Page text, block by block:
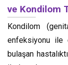
ve Kondilom
Kondilom
enfeksiyonu ile
bulaşan